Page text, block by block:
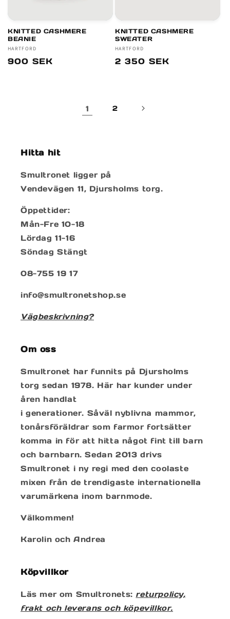
KNITTED CASHMERE
BEANIE
Säljare:
HARTFORD
Ordinarie
900 SEK
KNITTED CASHMERE
SWEATER
Säljare:
HARTFORD
Ordinarie
2 350 SEK
1 2
Hitta hit
Smultronet ligger på
Vendevägen 11, Djursholms torg.
Öppettider:
Mån-Fre 10-18
Lördag 11-16
Söndag Stängt
08-755 19 17
info@smultronetshop.se
Vägbeskrivning?
Om oss
Smultronet har funnits på Djursholms
torg sedan 1978. Här har kunder under
åren handlat
i generationer. Såväl nyblivna mammor,
tonårsföräldrar som farmor fortsätter
komma in för att hitta något fint till barn
och barnbarn. Sedan 2013 drivs
Smultronet i ny regi med den coolaste
mixen från de trendigaste internationella
varumärkena inom barnmode.
Välkommen!
Karolin och Andrea
Köpvillkor
Läs mer om Smultronets: returpolicy,
frakt och leverans och köpevillkor.